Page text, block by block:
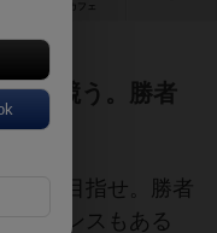
カフェ
強を競う。勝者
役を目指せ。勝者
チャンスもある